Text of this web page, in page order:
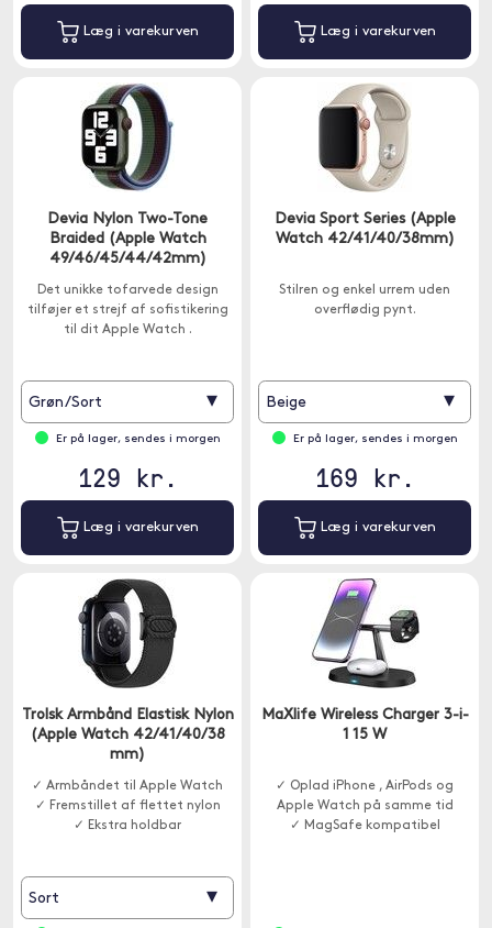
Læg i varekurven Læg i varekurven
Devia Nylon Two-Tone
Braided (Apple Watch
49/46/45/44/42mm)
Det unikke tofarvede design
tilføjer et strejf af sofistikering
til dit Apple Watch .
Grøn/Sort ▾
Er på lager, sendes i morgen
129 kr.
Læg i varekurven
Devia Sport Series (Apple
Watch 42/41/40/38mm)
Stilren og enkel urrem uden
overflødig pynt.
Beige ▾
Er på lager, sendes i morgen
169 kr.
Læg i varekurven
Trolsk Armbånd Elastisk Nylon
(Apple Watch 42/41/40/38
mm)
✓ Armbåndet til Apple Watch
✓ Fremstillet af flettet nylon
✓ Ekstra holdbar
Sort ▾
MaXlife Wireless Charger 3-i-
1 15 W
✓ Oplad iPhone , AirPods og
Apple Watch på samme tid
✓ MagSafe kompatibel